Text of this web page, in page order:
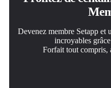
Devenez membre Setapp et
incroyables
Forfait tout compris,